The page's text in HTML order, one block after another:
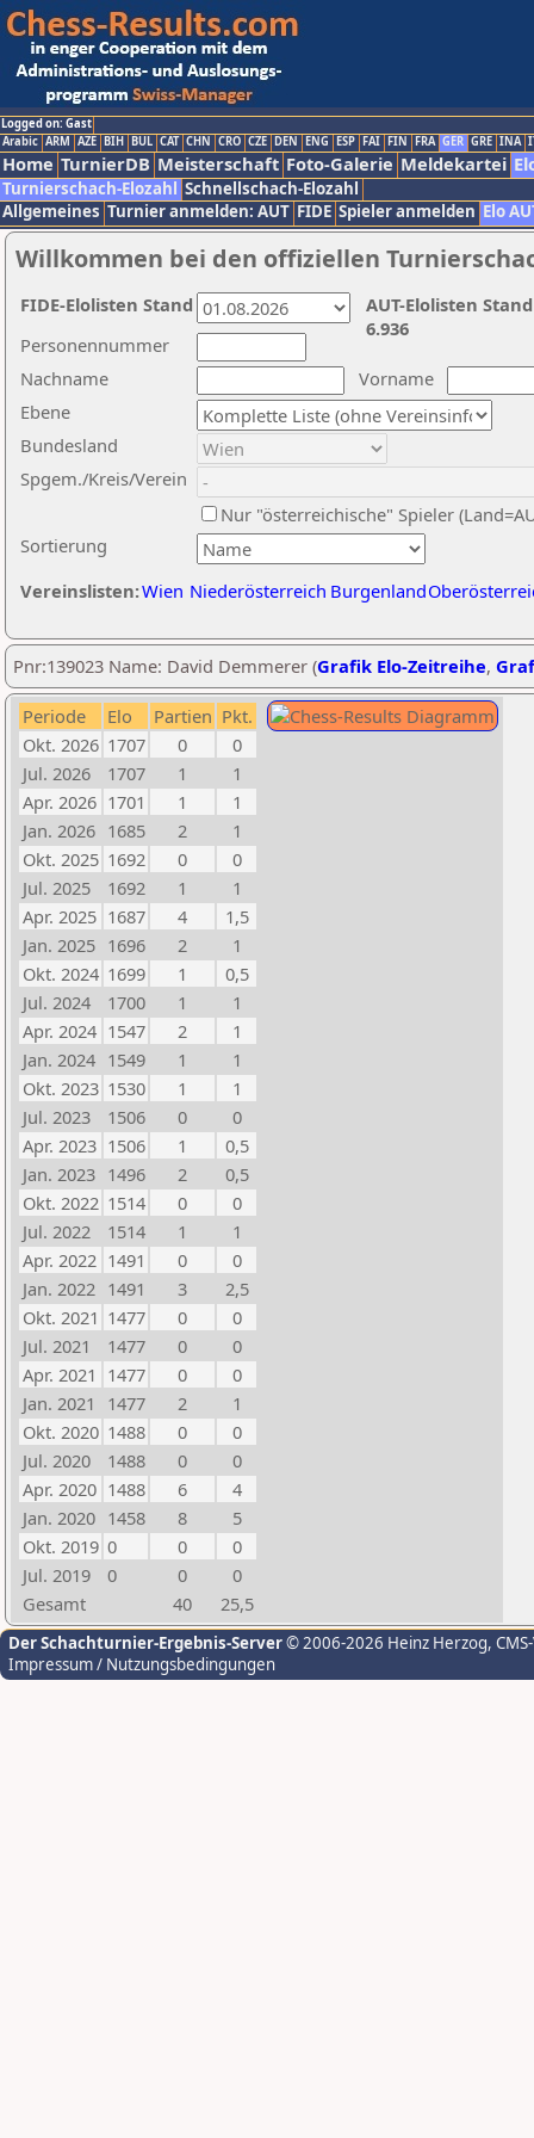
Logged on: Gast
Arabic ARM AZE BIH BUL CAT CHN CRO CZE DEN ENG ESP FAI FIN FRA GER GRE INA
Home TurnierDB Meisterschaft Foto-Galerie Meldekartei
Turnierschach-Elozahl Schnellschach-Elozahl
Allgemeines Turnier anmelden: AUT FIDE Spieler anmelden Elo
Willkommen bei den offiziellen
Nachname
Vorname
Ebene
Sortierung
Personennummer
Bundesland
Spgem./Kreis/Verein
Nur "österreichische" Spieler
Vereinslisten:Wien Niederösterreich Burgenland
AUT-Elolisten
6.936
FIDE-Elolisten Stand
Pnr:139023 Name: David Demmerer (Grafik Elo-Zeitreihe,
Periode Elo Partien Pkt.
Okt. 2026 1707 0
0
Jul. 2026
1707 1
1
Apr. 2026 1701 1
1
Jan. 2026 1685 2
1
Okt. 2025 1692 0
0
Jul. 2025
1692 1
1
Apr. 2025 1687 4
1,5
Jan. 2025 1696 2
1
Okt. 2024 1699 1
0,5
Jul. 2024
1700 1
1
Apr. 2024 1547 2
1
Jan. 2024 1549 1
1
Okt. 2023 1530 1
1
Jul. 2023
1506 0
0
Apr. 2023 1506 1
0,5
Jan. 2023 1496 2
0,5
Okt. 2022 1514 0
0
Jul. 2022
1514 1
1
Apr. 2022 1491 0
0
Jan. 2022 1491 3
2,5
Okt. 2021 1477 0
0
Jul. 2021
1477 0
0
Apr. 2021 1477 0
0
Jan. 2021
1477 2
1
Okt. 2020 1488 0
0
Jul. 2020
1488 0
0
Apr. 2020 1488 6
4
Jan. 2020 1458 8
5
Okt. 2019 0 0
0
Jul. 2019
0 0
0
Gesamt
40 25,5
Der Schachturnier-Ergebnis-Server© 2006-2026 Heinz Herzog,
Impressum / Nutzungsbedingungen